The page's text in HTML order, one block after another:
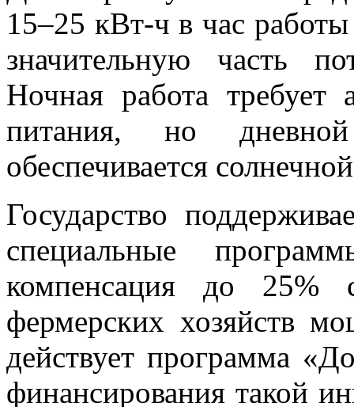
15–25 кВт-ч в час
значительную часть
Ночная работа требует
питания, но
обеспечивается
Государство
специальные
компенсация до 25%
фермерских хозяйств
действует программа
финансирования такой